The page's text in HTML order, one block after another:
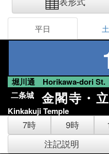
平日
堀川通 Horikawa-dori St.
二条城
金閣寺・
Kinkakuji Temple
7時 9時
注記説明